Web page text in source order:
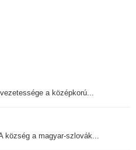
a középkorú...
község a magyar-szlovák...